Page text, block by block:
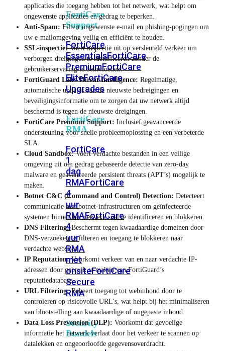
FortiCare
Support
FortiCare
EssentialsFortiCare
PremiumFortiCare
EliteFortiCare
Upgrades
FortiCare
RMA
FortiCare
1
dag
RMAFortiCare
4
uur
RMAFortiCare
4
uur
RMA
met
onsiteFortiCare
Secure
RMA
Security
Bundels
applicaties die toegang hebben tot het netwerk, wat helpt om
ongewenste applicaties en gedrag te beperken.
Anti-Spam: Filtert ongewenste e-mail en phishing-pogingen om
uw e-mailomgeving veilig en efficiënt te houden.
SSL-inspectie:Voert inspectie uit op versleuteld verkeer om
verborgen dreigingen te identificeren zonder de
gebruikerservaring te beïnvloeden.
FortiGuard Labs Threat Intelligence: Regelmatige,
automatische updates van de nieuwste bedreigingen en
beveiligingsinformatie om te zorgen dat uw netwerk altijd
beschermd is tegen de nieuwste dreigingen.
FortiCare Premium Support: Inclusief geavanceerde
ondersteuning voor snelle probleemoplossing en een verbeterde
SLA.
Cloud Sandbox:Voert verdachte bestanden in een veilige
omgeving uit om gedrag gebaseerde detectie van zero-day
malware en geavanceerde persistent threats (APT’s) mogelijk te
maken.
Botnet C&C (Command and Control) Detection: Detecteert
communicatie met botnet-infrastructuren om geïnfecteerde
systemen binnen het netwerk snel te identificeren en blokkeren.
DNS Filtering:Beschermt tegen kwaadaardige domeinen door
DNS-verzoeken te filteren en toegang te blokkeren naar
verdachte websites.
IP Reputation:Voorkomt verkeer van en naar verdachte IP-
adressen door gebruik te maken van FortiGuard’s
reputatiedatabase.
URL Filtering:Beheert toegang tot webinhoud door te
controleren op risicovolle URL’s, wat helpt bij het minimaliseren
van blootstelling aan kwaadaardige of ongepaste inhoud.
Data Loss Prevention (DLP): Voorkomt dat gevoelige
informatie het netwerk verlaat door het verkeer te scannen op
datalekken en ongeoorloofde gegevensoverdracht.